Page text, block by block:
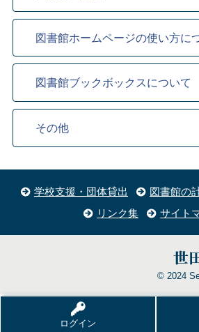
ログイン
図書館ホームページの使い方に
図書館ブックボックスについて
その他
学校支援・団体貸出
図書館の
リンク集
サイト
© 2024